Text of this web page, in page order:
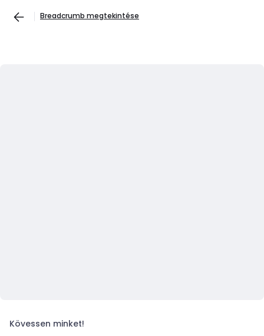
Breadcrumb megtekintése
Kövessen minket!